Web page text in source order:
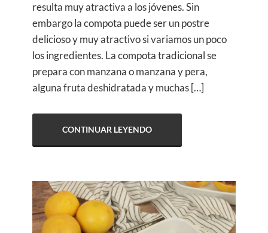
resulta muy atractiva a los jóvenes. Sin
embargo la compota puede ser un postre
delicioso y muy atractivo si variamos un poco
los ingredientes. La compota tradicional se
prepara con manzana o manzana y pera,
alguna fruta deshidratada y muchas […]
CONTINUAR LEYENDO